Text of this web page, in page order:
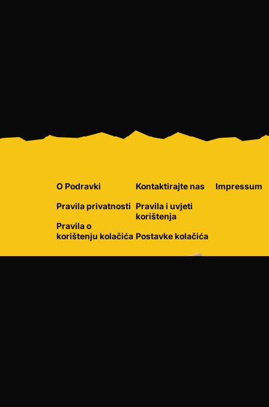
O Podravki
Pravila privatnosti
Pravila o
korištenju kolačića
Kontaktirajte nas
Pravila i uvjeti
korištenja
Postavke kolačića
Impressum